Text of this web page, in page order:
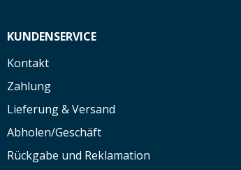
KUNDENSERVICE
Kontakt
Zahlung
Lieferung & Versand
Abholen/Geschäft
Rückgabe und Reklamation